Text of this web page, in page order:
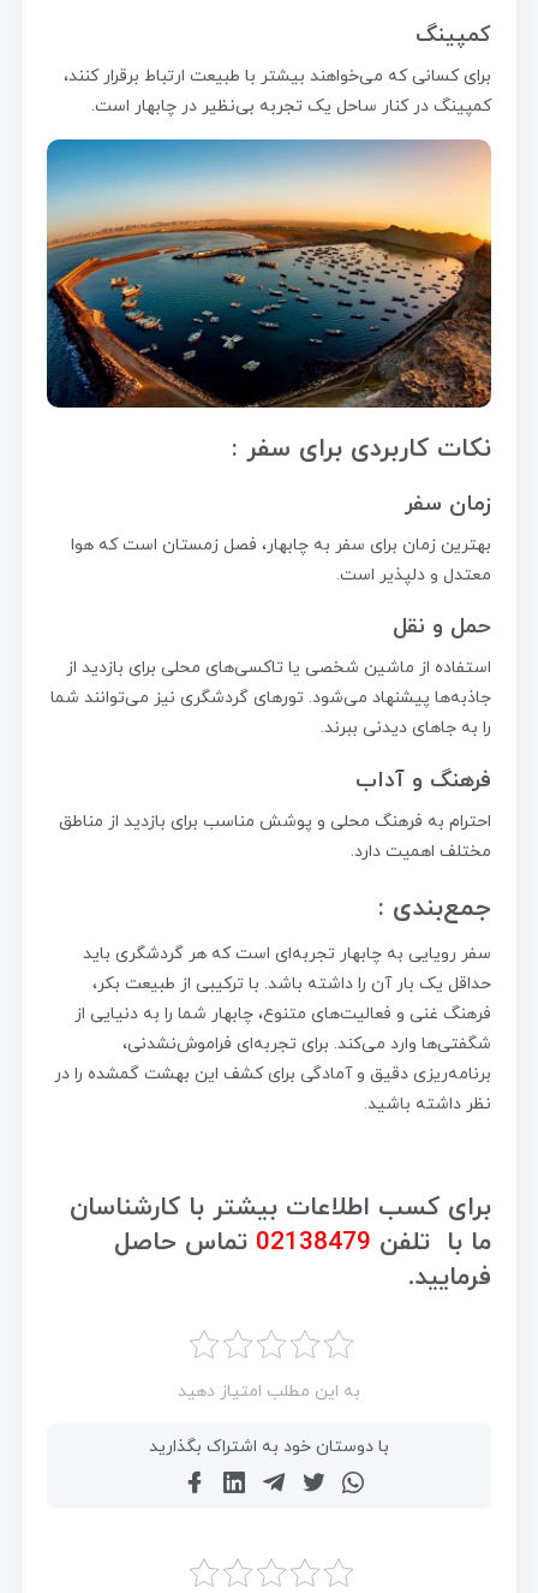
کمپینگ
برای کسانی که می‌خواهند بیشتر با طبیعت ارتباط برقرار کنند،
کمپینگ در کنار ساحل یک تجربه بی‌نظیر در چابهار است.
نکات کاربردی برای سفر :
زمان سفر
بهترین زمان برای سفر به چابهار، فصل زمستان است که هوا
معتدل و دلپذیر است.
حمل و نقل
استفاده از ماشین شخصی یا تاکسی‌های محلی برای بازدید از
جاذبه‌ها پیشنهاد می‌شود. تورهای گردشگری نیز می‌توانند شما
را به جاهای دیدنی ببرند.
فرهنگ و آداب
احترام به فرهنگ محلی و پوشش مناسب برای بازدید از مناطق
مختلف اهمیت دارد.
جمع‌بندی :
سفر رویایی به چابهار تجربه‌ای است که هر گردشگری باید
حداقل یک بار آن را داشته باشد. با ترکیبی از طبیعت بکر،
فرهنگ غنی و فعالیت‌های متنوع، چابهار شما را به دنیایی از
شگفتی‌ها وارد می‌کند. برای تجربه‌ای فراموش‌نشدنی،
برنامه‌ریزی دقیق و آمادگی برای کشف این بهشت گمشده را در
نظر داشته باشید.
برای کسب اطلاعات بیشتر با کارشناسان
ما با تلفن 02138479 تماس حاصل
فرمایید.
به این مطلب امتیاز دهید
با دوستان خود به اشتراک بگذارید